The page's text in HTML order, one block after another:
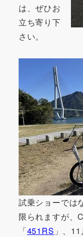
は、ぜひお
立ち寄り下
さい。
試乗ショーでは
限られますが、
「451RS 」、